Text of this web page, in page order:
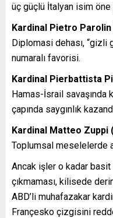
üç güçlü İtalyan isim öne
Kardinal Pietro
Diplomasi dehası, “gizli
numaralı favorisi.
Kardinal Pierbattista
Hamas-İsrail savaşında
çapında saygınlık
Kardinal Matteo Zuppi
Toplumsal meselelerde
Ancak işler o kadar basit
çıkmaması, kilisede
ABD’li muhafazakar
Françesko çizgisini